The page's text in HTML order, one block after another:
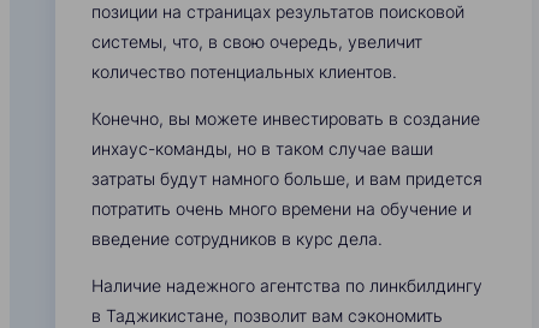
позиции на страницах результатов поисковой
системы, что, в свою очередь, увеличит
количество потенциальных клиентов.
Конечно, вы можете инвестировать в создание
инхаус-команды, но в таком случае ваши
затраты будут намного больше, и вам придется
потратить очень много времени на обучение и
введение сотрудников в курс дела.
Наличие надежного агентства по линкбилдингу
в Таджикистане, позволит вам сэкономить